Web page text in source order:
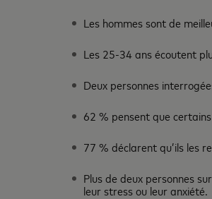
Les hommes sont de
Les 25-34 ans écoutent
Deux personnes
62 % pensent que
77 % déclarent qu’ils les
Plus de deux personnes
leur stress ou leur anxiété.